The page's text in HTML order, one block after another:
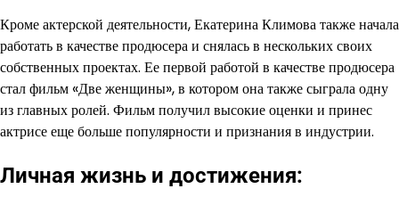
Кроме актерской деятельности, Екатерина Климова также начала
работать в качестве продюсера и снялась в нескольких своих
собственных проектах. Ее первой работой в качестве продюсера
стал фильм «Две женщины», в котором она также сыграла одну
из главных ролей. Фильм получил высокие оценки и принес
актрисе еще больше популярности и признания в индустрии.
Личная жизнь и достижения: